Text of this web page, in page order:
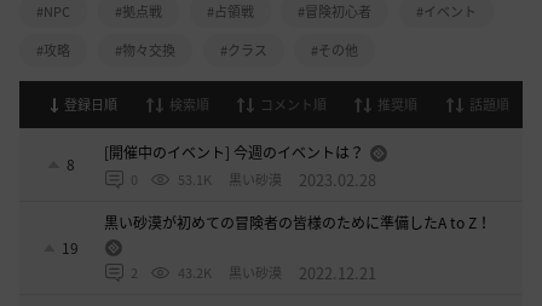
#NPC
#拠点戦 #占領戦 #冒険初心者
#イベント
#攻略
#物々交換 #クラス #その他
登録日順 検索順 コメント順 推奨順 話題順
8
[開催中のイベント] 今週のイベントは？
0 53.1K 黒い砂漠 2023.02.28
19
黒い砂漠が初めての冒険者の皆様のために準備したA to Z！
2 43.2K 黒い砂漠 2022.12.21